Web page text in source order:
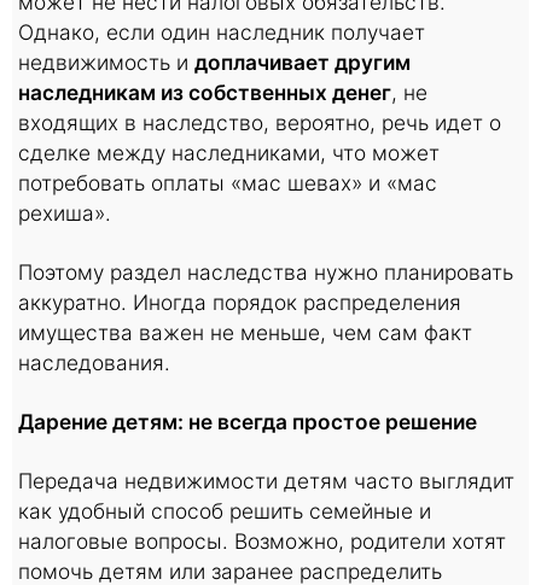
Однако, если один наследник получает
недвижимость и доплачивает другим
наследникам из собственных денег, не
входящих в наследство, вероятно, речь идет о
сделке между наследниками, что может
потребовать оплаты «мас шевах» и «мас
рехиша».
Поэтому раздел наследства нужно планировать
аккуратно. Иногда порядок распределения
имущества важен не меньше, чем сам факт
наследования.
Дарение детям: не всегда простое решение
Передача недвижимости детям часто выглядит
как удобный способ решить семейные и
налоговые вопросы. Возможно, родители хотят
помочь детям или заранее распределить